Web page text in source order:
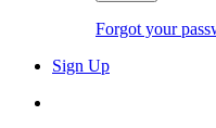
Forgot your
Sign Up